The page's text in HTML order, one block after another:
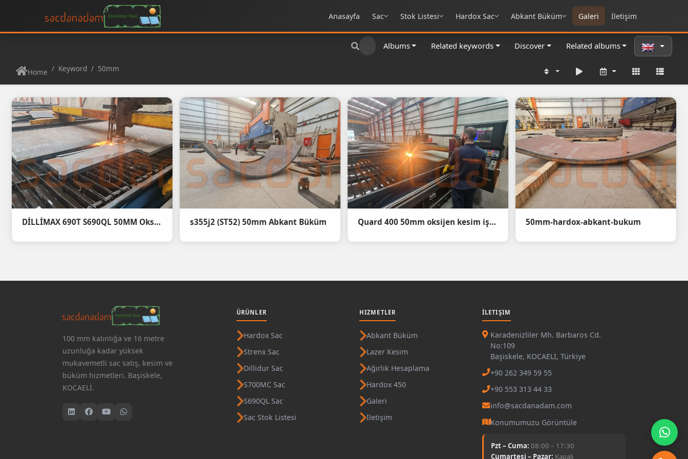
Anasayfa Sac Stok Listesi Hardox Sac Abkant Büküm Galeri İletişim
Albums Related keywords Discover Related albums
Home Keyword 50mm
DİLLİMAX 690T S690QL 50MM Oksijen kesim s355j2 (ST52) 50mm Abkant Büküm Quard 400 50mm oksijen kesim işlemi 50mm-hardox-abkant-bukum
100 mm kalınlığa ve 16 metre
uzunluğa kadar yüksek
mukavemetli sac satış, kesim ve
büküm hizmetleri. Başiskele,
KOCAELİ.
ÜRÜNLER
Hardox Sac
Strenx Sac
Dillidur Sac
S700MC Sac
S690QL Sac
Sac Stok Listesi
HIZMETLER
Abkant Büküm
Lazer Kesim
Ağırlık Hesaplama
Hardox 450
Galeri
İletişim
İLETIŞIM
Karadenizliler Mh. Barbaros Cd.
No:109
Başiskele, KOCAELİ, Türkiye
+90 262 349 59 55
+90 553 313 44 33
info@sacdanadam.com
Konumumuzu Görüntüle
Pzt – Cuma: 08:00 – 17:30
Cumartesi – Pazar: Kapalı